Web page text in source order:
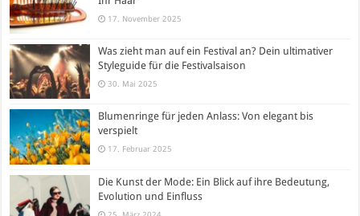
17. November 2025
Was zieht man auf ein Festival an? Dein ultimativer
Styleguide für die Festivalsaison
30. Mai 2025
Blumenringe für jeden Anlass: Von elegant bis
verspielt
17. Februar 2025
Die Kunst der Mode: Ein Blick auf ihre Bedeutung,
Evolution und Einfluss
25. März 2024